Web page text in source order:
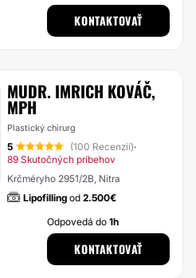
KONTAKTOVAŤ
MUDR. IMRICH KOVÁČ,
MPH
Plastický chirurg
5 (100 Recenzií)·
89 Skutočných príbehov
Krčméryho 2951/2B, Nitra
Lipofilling od 2.500€
Odpovedá do1h
KONTAKTOVAŤ